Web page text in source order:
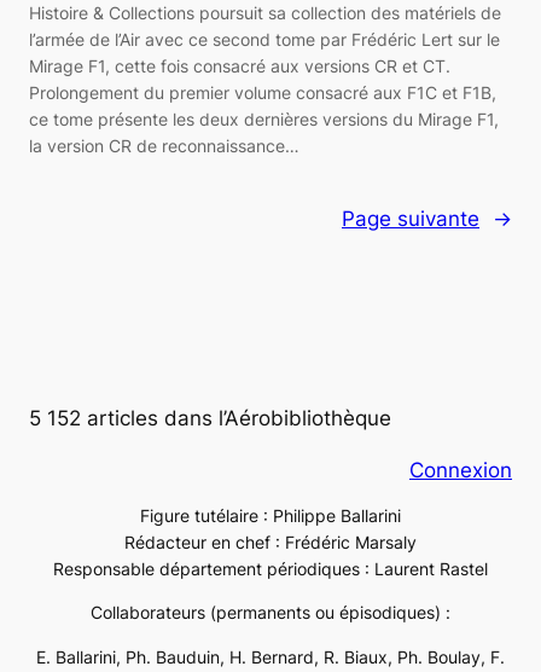
Histoire & Collections poursuit sa collection des matériels de
l’armée de l’Air avec ce second tome par Frédéric Lert sur le
Mirage F1, cette fois consacré aux versions CR et CT.
Prolongement du premier volume consacré aux F1C et F1B,
ce tome présente les deux dernières versions du Mirage F1,
la version CR de reconnaissance…
Page suivante →
5 152 articles dans l’Aérobibliothèque
Connexion
Figure tutélaire : Philippe Ballarini
Rédacteur en chef : Frédéric Marsaly
Responsable département périodiques : Laurent Rastel
Collaborateurs (permanents ou épisodiques) :
E. Ballarini, Ph. Bauduin, H. Bernard, R. Biaux, Ph. Boulay, F.